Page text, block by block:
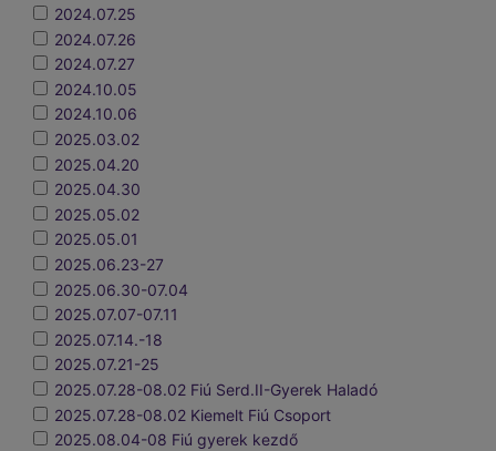
2024.07.25
2024.07.26
2024.07.27
2024.10.05
2024.10.06
2025.03.02
2025.04.20
2025.04.30
2025.05.02
2025.05.01
2025.06.23-27
2025.06.30-07.04
2025.07.07-07.11
2025.07.14.-18
2025.07.21-25
2025.07.28-08.02 Fiú Serd.II-Gyerek Haladó
2025.07.28-08.02 Kiemelt Fiú Csoport
2025.08.04-08 Fiú gyerek kezdő